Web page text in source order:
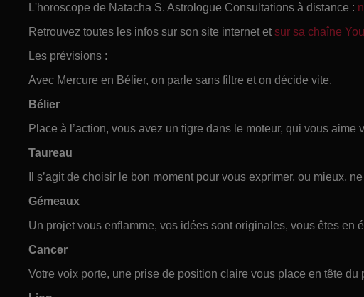
L'horoscope de Natacha S. Astrologue Consultations à distance :
Retrouvez toutes les infos sur son site internet et sur sa chaîne
Les prévisions :
Avec Mercure en Bélier, on parle sans filtre et on décide vite.
Bélier
Place à l’action, vous avez un tigre dans le moteur, qui vous aime
Taureau
Il s’agit de choisir le bon moment pour vous exprimer, ou mieux,
Gémeaux
Un projet vous enflamme, vos idées sont originales, vous êtes en
Cancer
Votre voix porte, une prise de position claire vous place en tête du